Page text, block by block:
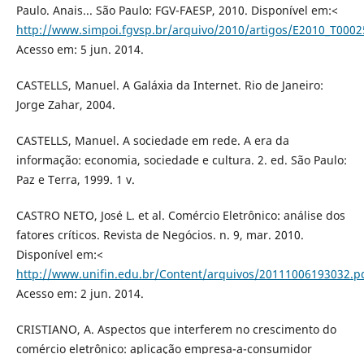
Paulo. Anais... São Paulo: FGV-FAESP, 2010. Disponível em:<
http://www.simpoi.fgvsp.br/arquivo/2010/artigos/
Acesso em: 5 jun. 2014.
CASTELLS, Manuel. A Galáxia da Internet. Rio de Janeiro:
Jorge Zahar, 2004.
CASTELLS, Manuel. A sociedade em rede. A era da
informação: economia, sociedade e cultura. 2. ed. São Paulo:
Paz e Terra, 1999. 1 v.
CASTRO NETO, José L. et al. Comércio Eletrônico: análise dos
fatores críticos. Revista de Negócios. n. 9, mar. 2010.
Disponível em:<
http://www.unifin.edu.br/Content/arquivos/
Acesso em: 2 jun. 2014.
CRISTIANO, A. Aspectos que interferem no crescimento do
comércio eletrônico: aplicação empresa-a-consumidor